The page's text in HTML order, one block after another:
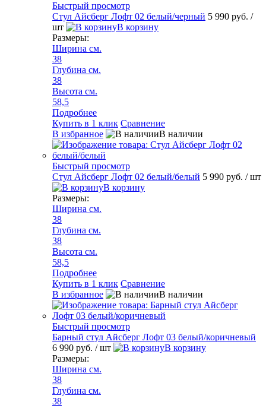
Быстрый просмотр
Стул Айсберг Лофт 02 белый/черный 5 990 руб. /
шт
В корзину
Размеры:
Ширина см.
38
Глубина см.
38
Высота см.
58,5
Подробнее
Купить в 1 клик Сравнение
В избранное
В наличии
Быстрый просмотр
Стул Айсберг Лофт 02 белый/белый 5 990 руб. / шт
В корзину
Размеры:
Ширина см.
38
Глубина см.
38
Высота см.
58,5
Подробнее
Купить в 1 клик Сравнение
В избранное
В наличии
Быстрый просмотр
Барный стул Айсберг Лофт 03 белый/коричневый
6 990 руб. / шт
В корзину
Размеры:
Ширина см.
38
Глубина см.
38